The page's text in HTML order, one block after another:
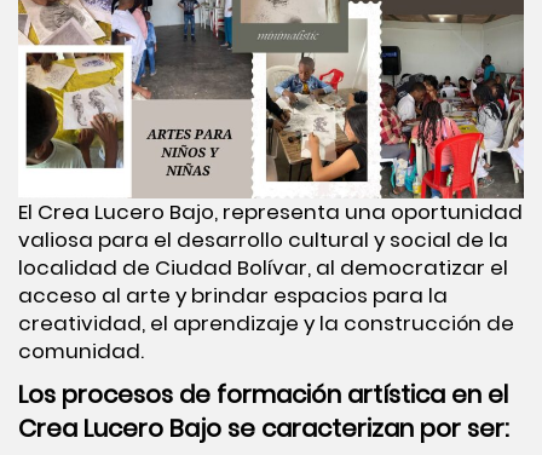
El Crea Lucero Bajo, representa una oportunidad
valiosa para el desarrollo cultural y social de la
localidad de Ciudad Bolívar, al democratizar el
acceso al arte y brindar espacios para la
creatividad, el aprendizaje y la construcción de
comunidad.
Los procesos de formación artística en el
Crea Lucero Bajo se caracterizan por ser: